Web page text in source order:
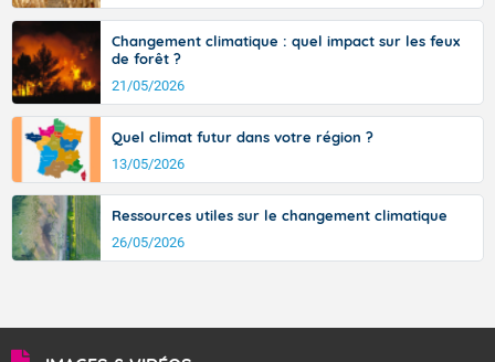
Changement climatique : quel impact sur les feux
de forêt ?
21/05/2026
Quel climat futur dans votre région ?
13/05/2026
Ressources utiles sur le changement climatique
26/05/2026